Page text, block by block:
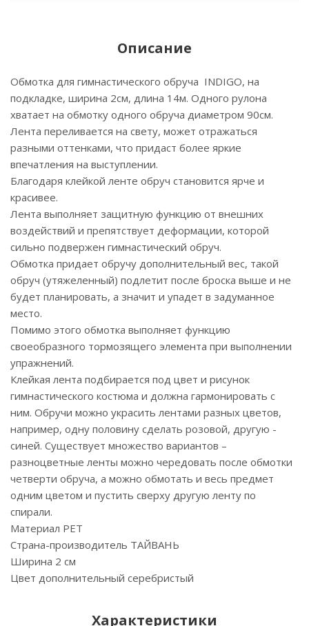
Описание
Обмотка для гимнастического обруча INDIGO, на
подкладке, ширина 2см, длина 14м. Одного рулона
хватает на обмотку одного обруча диаметром 90см.
Лента переливается на свету, может отражаться
разными оттенками, что придаст более яркие
впечатления на выступлении.
Благодаря клейкой ленте обруч становится ярче и
красивее.
Лента выполняет защитную функцию от внешних
воздействий и препятствует деформации, которой
сильно подвержен гимнастический обруч.
Обмотка придает обручу дополнительный вес, такой
обруч (утяжеленный) подлетит после броска выше и не
будет планировать, а значит и упадет в задуманное
место.
Помимо этого обмотка выполняет функцию
своеобразного тормозящего элемента при выполнении
упражнений.
Клейкая лента подбирается под цвет и рисунок
гимнастического костюма и должна гармонировать с
ним. Обручи можно украсить лентами разных цветов,
например, одну половину сделать розовой, другую -
синей. Существует множество вариантов –
разноцветные ленты можно чередовать после обмотки
четверти обруча, а можно обмотать и весь предмет
одним цветом и пустить сверху другую ленту по
спирали.
Материал PET
Страна-производитель ТАЙВАНЬ
Ширина 2 см
Цвет дополнительный серебристый
Характеристики